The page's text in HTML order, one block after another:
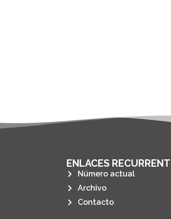
ENLACES
Número actual
Archivo
Contacto